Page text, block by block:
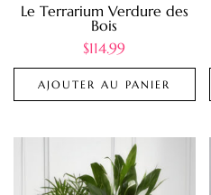
Le Terrarium Verdure des
Bois
$114.99
AJOUTER AU PANIER